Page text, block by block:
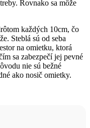
Rovnako sa môže
každých 10cm, čo
Steblá sú od seba
na omietku, ktorá
sa zabezpečí jej pevné
nie sú bežné
ako nosič omietky.